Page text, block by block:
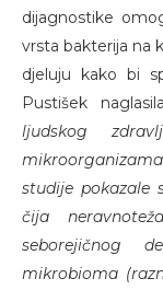
dijagnostike
vrsta bakterija na
djeluju kako bi
Pustišek
ljudskog
studije pokazale
čija
seborejičnog
mikrobioma